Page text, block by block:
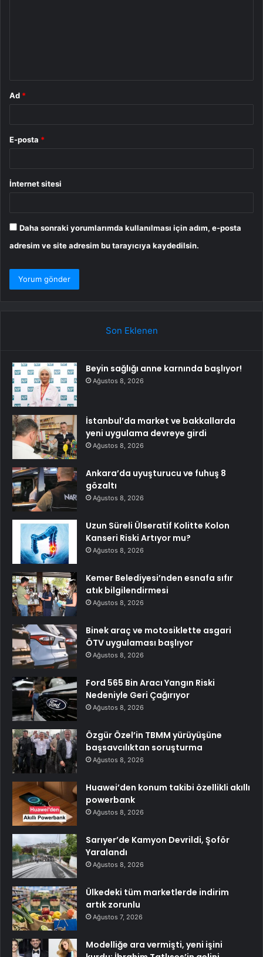
Ad *
E-posta *
İnternet sitesi
Daha sonraki yorumlarımda kullanılması için adım, e-posta
adresim ve site adresim bu tarayıcıya kaydedilsin.
Son Eklenen
Beyin sağlığı anne karnında başlıyor!
Ağustos 8, 2026
İstanbul’da market ve bakkallarda
yeni uygulama devreye girdi
Ağustos 8, 2026
Ankara’da uyuşturucu ve fuhuş 8
gözaltı
Ağustos 8, 2026
Uzun Süreli Ülseratif Kolitte Kolon
Kanseri Riski Artıyor mu?
Ağustos 8, 2026
Kemer Belediyesi’nden esnafa sıfır
atık bilgilendirmesi
Ağustos 8, 2026
Binek araç ve motosiklette asgari
ÖTV uygulaması başlıyor
Ağustos 8, 2026
Ford 565 Bin Aracı Yangın Riski
Nedeniyle Geri Çağırıyor
Ağustos 8, 2026
Özgür Özel’in TBMM yürüyüşüne
başsavcılıktan soruşturma
Ağustos 8, 2026
Huawei’den konum takibi özellikli akıllı
powerbank
Ağustos 8, 2026
Sarıyer’de Kamyon Devrildi, Şoför
Yaralandı
Ağustos 8, 2026
Ülkedeki tüm marketlerde indirim
artık zorunlu
Ağustos 7, 2026
Modelliğe ara vermişti, yeni işini